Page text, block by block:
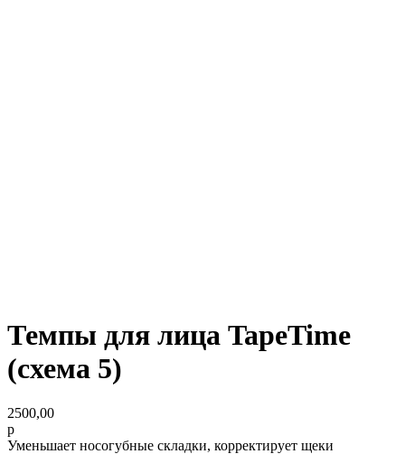
Темпы для лица TapeTime
(схема 5)
2500,00
р
Уменьшает носогубные складки, корректирует щеки